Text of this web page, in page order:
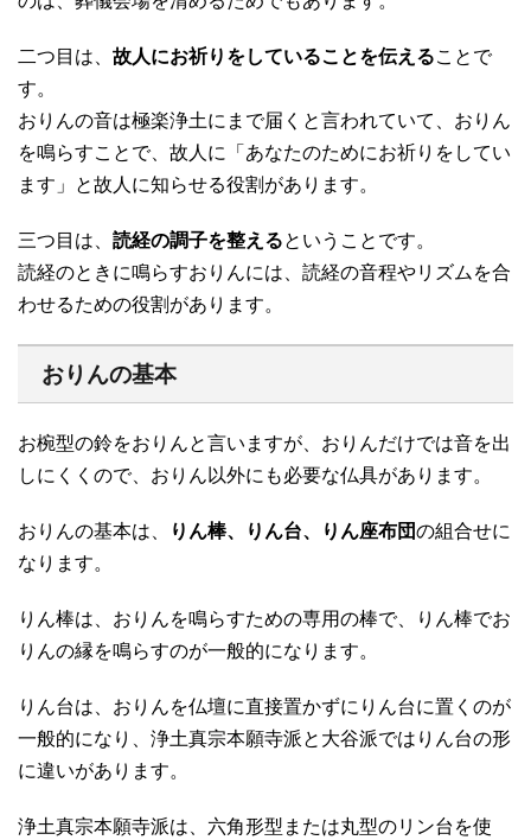
二つ目は、 故人にお祈りをしていることを伝えることで
す。
おりんの音は極楽浄土にまで届くと言われていて、おりん
を鳴らすことで、故人に「あなたのためにお祈りをしてい
ます」と故人に知らせる役割があります。
三つ目は、 読経の調子を整えるということです。
読経のときに鳴らすおりんには、読経の音程やリズムを合
わせるための役割があります。
おりんの基本
お椀型の鈴をおりんと言いますが、おりんだけでは音を出
しにくくので、おりん以外にも必要な仏具があります。
おりんの基本は、 りん棒、りん台、りん座布団の組合せに
なります。
りん棒は、おりんを鳴らすための専用の棒で、りん棒でお
りんの縁を鳴らすのが一般的になります。
りん台は、おりんを仏壇に直接置かずにりん台に置くのが
一般的になり、浄土真宗本願寺派と大谷派ではりん台の形
に違いがあります。
浄土真宗本願寺派は、六角形型または丸型のリン台を使